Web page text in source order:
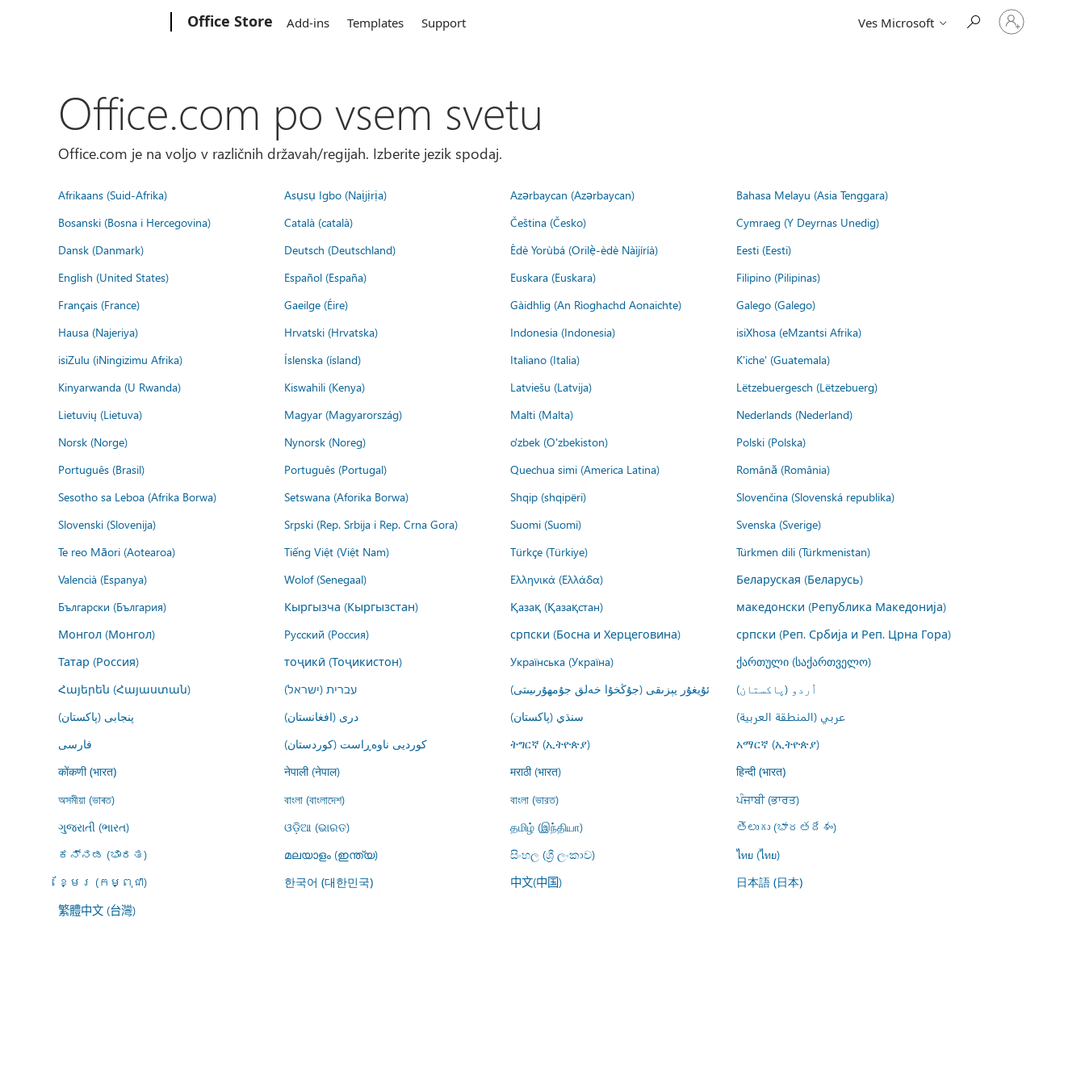
Office Store Add-ins Templates Support Ves Microsoft
Vpišite
se
Office.com po vsem svetu
Office.com je na voljo v različnih državah/regijah. Izberite jezik spodaj.
Afrikaans (Suid-Afrika) Asụsụ Igbo (Naịjịrịa) Azərbaycan (Azərbaycan)
Bahasa Melayu (Asia Tenggara)
Bosanski (Bosna i Hercegovina)
Català (català) Čeština (Česko)
Cymraeg (Y Deyrnas Unedig)
Dansk (Danmark)
Deutsch (Deutschland) Èdè Yorùbá (Orilẹ̀-èdè Nàìjíríà)
Eesti (Eesti)
English (United States)
Español (España) Euskara (Euskara)
Filipino (Pilipinas)
Français (France)
Gaeilge (Éire) Gàidhlig (An Rìoghachd Aonaichte)
Galego (Galego)
Hausa (Najeriya)
Hrvatski (Hrvatska) Indonesia (Indonesia)
isiXhosa (eMzantsi Afrika)
isiZulu (iNingizimu Afrika)
Íslenska (ísland) Italiano (Italia)
K'iche' (Guatemala)
Kinyarwanda (U Rwanda)
Kiswahili (Kenya) Latviešu (Latvija)
Lëtzebuergesch (Lëtzebuerg)
Lietuvių (Lietuva)
Magyar (Magyarország) Malti (Malta)
Nederlands (Nederland)
Norsk (Norge)
Nynorsk (Noreg) o'zbek (O'zbekiston)
Polski (Polska)
Português (Brasil)
Português (Portugal) Quechua simi (America Latina)
Română (România)
Sesotho sa Leboa (Afrika Borwa)
Setswana (Aforika Borwa) Shqip (shqipëri)
Slovenčina (Slovenská republika)
Slovenski (Slovenija)
Srpski (Rep. Srbija i Rep. Crna Gora) Suomi (Suomi)
Svenska (Sverige)
Te reo Māori (Aotearoa)
Tiếng Việt (Việt Nam) Türkçe (Türkiye)
Türkmen dili (Türkmenistan)
Valencià (Espanya)
Wolof (Senegaal) Ελληνικά (Ελλάδα)
Беларуская (Беларусь)
Български (България)
Кыргызча (Кыргызстан) Қазақ (Қазақстан)
македонски (Република Македонија)
Монгол (Монгол)
Русский (Россия) српски (Босна и Херцеговина)
српски (Реп. Србија и Реп. Црна Гора)
Татар (Россия)
тоҷикӣ (Тоҷикистон) Українська (Україна)
ქართული (საქართველო)
Հայերեն (Հայաստան)
עברית (ישראל) ئۇيغۇر يېزىقى (جۇڭخۇا خەلق جۇمھۇرىيىتى)
اُردو (پاکستان)
پنجابی (پاکستان)
درى (افغانستان) سنڌي (پاکستان)
عربي (المنطقة العربية)
فارسى
کوردیی ناوەڕاست (کوردستان) ትግርኛ (ኢትዮጵያ) አማርኛ (ኢትዮጵያ)
कोंकणी (भारत) नेपाली (नेपाल) मराठी (भारत) हिन्दी (भारत)
অসমীয়া (ভাৰত) বাংলা (বাংলাদেশ) বাংলা (ভারত)
ਪੰਜਾਬੀ (ਭਾਰਤ)
ગુજરાતી (ભારત)
ଓଡ଼ିଆ (ଭାରତ) தமிழ் (இந்தியா)
తెలుగు (భారతదేశం)
ಕನ್ನಡ (ಭಾರತ)
മലയാളം (ഇന്ത്യ) සිංහල (ශ්‍රී ලංකාව)
ไทย (ไทย)
ខ្មែរ (កម្ពុជា)
한국어 (대한민국) 中文(中国) 日本語 (日本)
繁體中文 (台灣)